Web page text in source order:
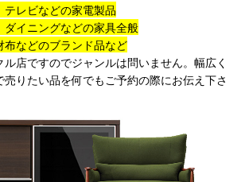
テレビなどの家電製品
ダイニングなどの家具全般
布などのブランド品など
店ですのでジャンルは問いません。幅広く
りたい品を何でもご予約の際にお伝え下さ